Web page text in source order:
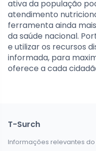
ativa da população
atendimento
ferramenta ainda
da saúde nacional.
e utilizar os recursos
informada, para
oferece a cada
T-Surch
Informações relevantes